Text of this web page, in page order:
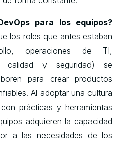
para los equipos?
los roles que antes estaban
operaciones de TI,
calidad y seguridad) se
para crear productos
Al adoptar una cultura
prácticas y herramientas
adquieren la capacidad
a las necesidades de los